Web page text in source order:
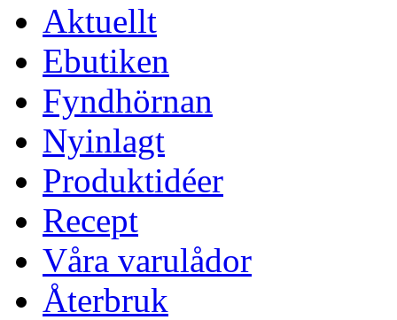
Aktuellt
Ebutiken
Fyndhörnan
Nyinlagt
Produktidéer
Recept
Våra varulådor
Återbruk